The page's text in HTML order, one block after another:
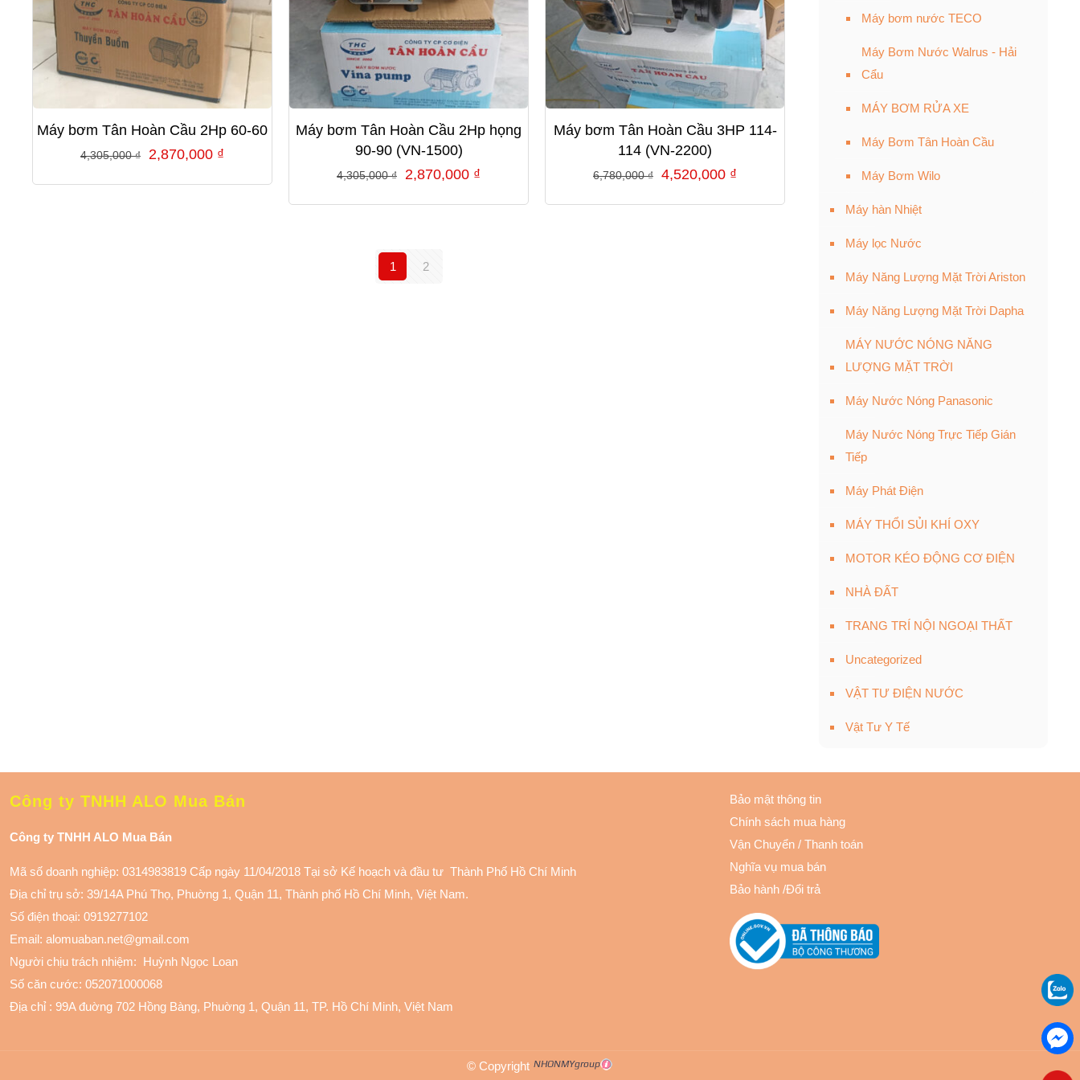
Máy bơm Tân Hoàn Cầu 2Hp 60-60
4,305,000₫
Giá
2,870,000 ₫
Máy bơm Tân Hoàn Cầu 2Hp họng
90-90 (VN-1500)
4,305,000₫
Giá
2,870,000 ₫
Máy bơm Tân Hoàn Cầu 3HP 114-
114 (VN-2200)
6,780,000₫
Giá
4,520,000 ₫
1 2
Máy bơm nước TECO
Máy Bơm Nước Walrus - Hải
Cẩu
MÁY BƠM RỬA XE
Máy Bơm Tân Hoàn Cầu
Máy Bơm Wilo
Máy hàn Nhiệt
Máy lọc Nước
Máy Năng Lượng Mặt Trời Ariston
Máy Năng Lượng Mặt Trời Dapha
MÁY NƯỚC NÓNG NĂNG
LƯỢNG MẶT TRỜI
Máy Nước Nóng Panasonic
Máy Nước Nóng Trực Tiếp Gián
Tiếp
Máy Phát Điện
MÁY THỔI SỦI KHÍ OXY
MOTOR KÉO ĐỘNG CƠ ĐIỆN
NHÀ ĐẤT
TRANG TRÍ NỘI NGOẠI THẤT
Uncategorized
VẬT TƯ ĐIỆN NƯỚC
Vật Tư Y Tế
Công ty TNHH ALO Mua Bán
Công ty TNHH ALO Mua Bán
Mã số doanh nghiệp: 0314983819 Cấp ngày 11/04/2018 Tại sở Kế hoạch và đầu tư Thành Phố Hồ Chí Minh
Địa chỉ trụ sở: 39/14A Phú Thọ, Phuờng 1, Quận 11, Thành phố Hồ Chí Minh, Việt Nam.
Số điện thoại: 0919277102
Email: alomuaban.net@gmail.com
Người chịu trách nhiệm: Huỳnh Ngọc Loan
Số căn cước: 052071000068
Địa chỉ : 99A đuờng 702 Hồng Bàng, Phuờng 1, Quận 11, TP. Hồ Chí Minh, Việt Nam
Bảo mật thông tin
Chính sách mua hàng
Vận Chuyển /Thanh toán
Nghĩa vụ mua bán
Bảo hành/Đổi trả
© Copyright